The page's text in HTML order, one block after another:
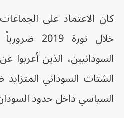
كان الاعتماد على
خلال
السودانيين، الذين أعربوا
الشتات السوداني
السياسي داخل حدود